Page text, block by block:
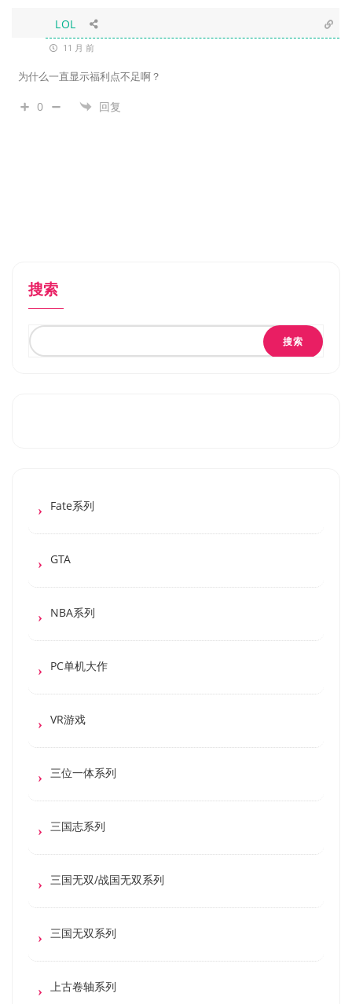
LOL
11 月 前
为什么一直显示福利点不足啊？
0 回复
搜索
搜索
Fate系列
GTA
NBA系列
PC单机大作
VR游戏
三位一体系列
三国志系列
三国无双/战国无双系列
三国无双系列
上古卷轴系列